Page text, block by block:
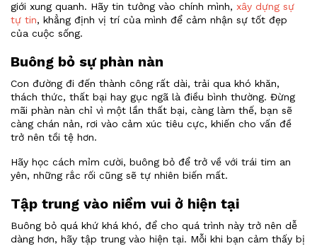
giới xung quanh. Hãy tin tưởng vào chính mình, xây dựng sự
tự tin, khẳng định vị trí của mình để cảm nhận sự tốt đẹp
của cuộc sống.
Buông bỏ sự phàn nàn
Con đường đi đến thành công rất dài, trải qua khó khăn,
thách thức, thất bại hay gục ngã là điều bình thường. Đừng
mãi phàn nàn chỉ vì một lần thất bại, càng làm thế, bạn sẽ
càng chán nản, rơi vào cảm xúc tiêu cực, khiến cho vấn đề
trở nên tồi tệ hơn.
Hãy học cách mỉm cười, buông bỏ để trở về với trái tim an
yên, những rắc rối cũng sẽ tự nhiên biến mất.
Tập trung vào niềm vui ở hiện tại
Buông bỏ quá khứ khá khó, để cho quá trình này trở nên dễ
dàng hơn, hãy tập trung vào hiện tại. Mỗi khi bạn cảm thấy bị